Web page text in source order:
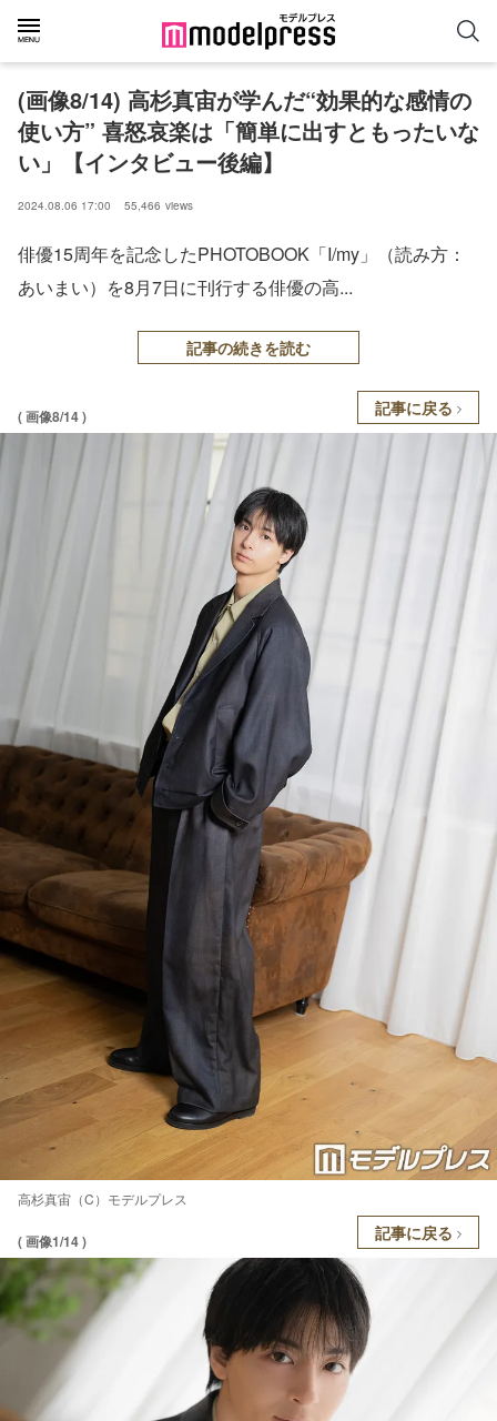
(画像8/14) 高杉真宙が学んだ“効果的な感情の
使い方” 喜怒哀楽は「簡単に出すともったいな
い」【インタビュー後編】
2024.08.06 17:00 55,466 views
俳優15周年を記念したPHOTOBOOK「I/my」（読み方：
あいまい）を8月7日に刊行する俳優の高...
記事の続きを読む
( 画像8/14 ) 記事に戻る
高杉真宙（C）モデルプレス
( 画像1/14 ) 記事に戻る